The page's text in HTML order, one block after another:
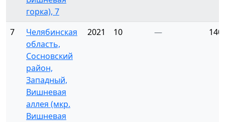
горка), 7
7
Челябинская
область,
Сосновский
район,
Западный,
Вишневая
аллея (мкр.
Вишневая
2021 10 — 140